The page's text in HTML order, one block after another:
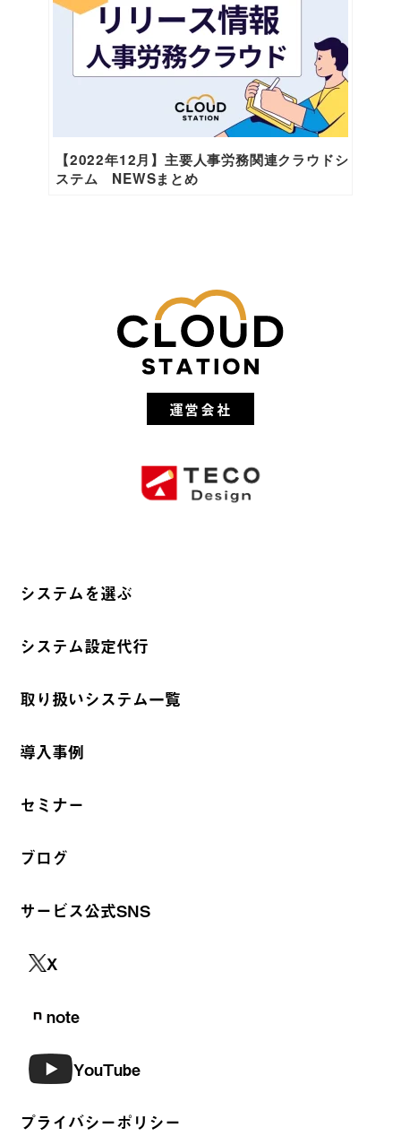
【2022年12月】主要人事労務関連クラウドシ
ステム NEWSまとめ
運営会社
システムを選ぶ
システム設定代行
取り扱いシステム一覧
導入事例
セミナー
ブログ
サービス公式SNS
X
note
YouTube
プライバシーポリシー